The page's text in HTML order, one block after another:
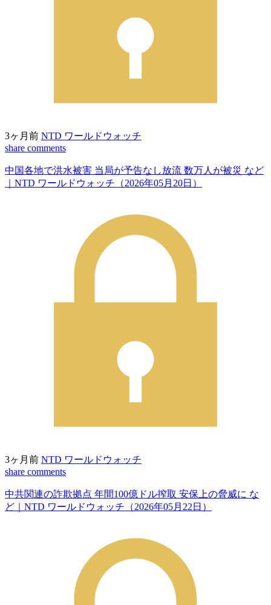
3ヶ月前 NTD ワールドウォッチ
share comments
中国各地で洪水被害 当局が予告なし放流 数万人が被災 など
｜NTD ワールドウォッチ（2026年05月20日）
3ヶ月前 NTD ワールドウォッチ
share comments
中共関連の詐欺拠点 年間100億ドル搾取 安保上の脅威に な
ど｜NTD ワールドウォッチ（2026年05月22日）